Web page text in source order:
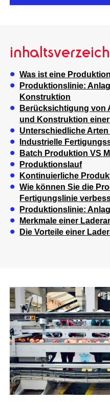
Was ist eine
Produktionslinie:
Konstruktion
Berücksichtigung von
und Konstruktion
Unterschiedliche
Industrielle
Batch Produktion VS
Produktionslauf
Kontinuierliche
Wie können Sie die
Fertigungslinie
Produktionslinie:
Merkmale einer
Die Vorteile einer